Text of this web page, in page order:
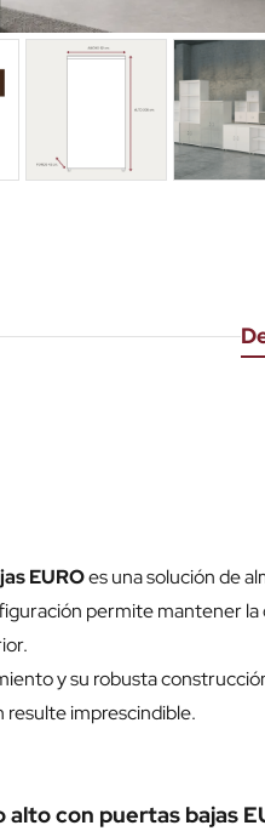
EUROes una solución de
permite mantener
y su robusta
resulte imprescindible.
con puertas bajas